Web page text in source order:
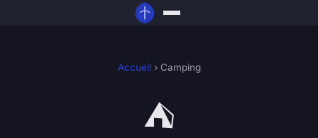
Accueil› Camping
⛺